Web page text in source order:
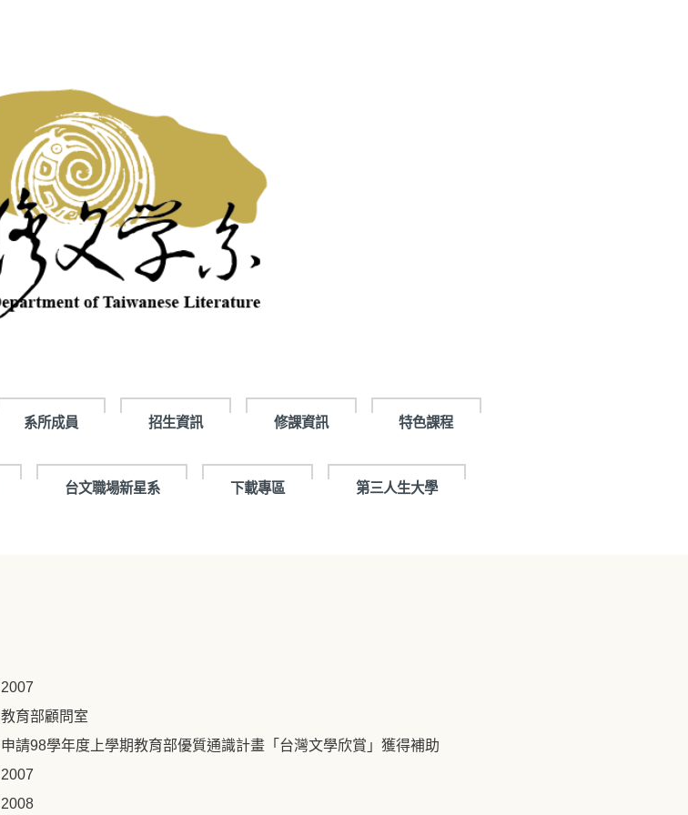
系所成員 招生資訊 修課資訊 特色課程
台文職場新星系 下載專區 第三人生大學
2007
教育部顧問室
申請98學年度上學期教育部優質通識計畫「台灣文學欣賞」獲得補助
2007
2008